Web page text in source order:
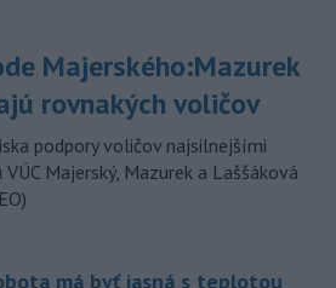
Majerského:Mazurek
rovnakých voličov
podpory voličov najsilnejšími
Majerský, Mazurek a Laššáková
má byť jasná s teplotou